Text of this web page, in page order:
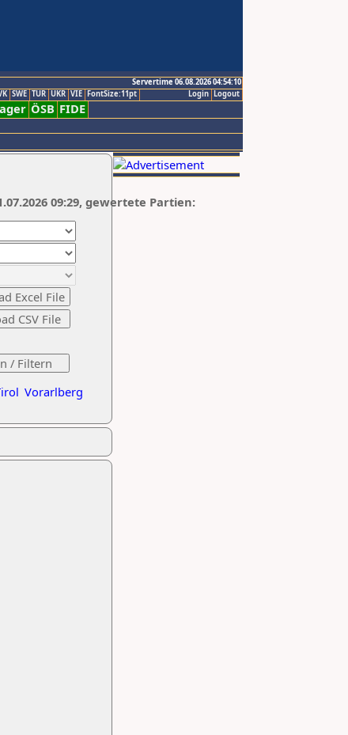
Servertime 06.08.2026 04:54:10
Logout
Login
SWE TUR UKR VIE FontSize:11pt
ÖSB FIDE
Vorarlberg
09:29, gewertete Partien: